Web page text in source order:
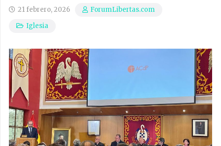
21 febrero, 2026
ForumLibertas.com
Iglesia